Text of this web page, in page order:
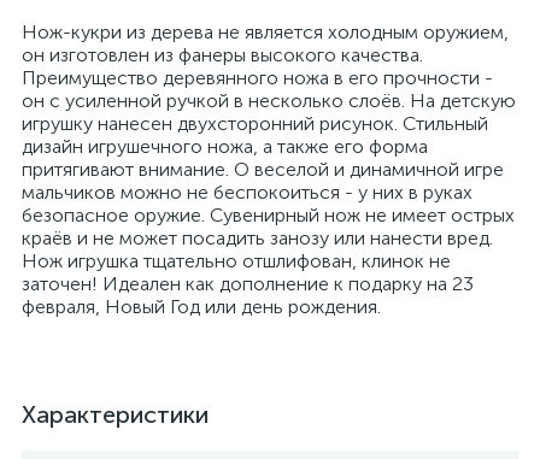
Нож-кукри из дерева не является холодным оружием,
он изготовлен из фанеры высокого качества.
Преимущество деревянного ножа в его прочности -
он с усиленной ручкой в несколько слоёв. На детскую
игрушку нанесен двухсторонний рисунок. Стильный
дизайн игрушечного ножа, а также его форма
притягивают внимание. О веселой и динамичной игре
мальчиков можно не беспокоиться - у них в руках
безопасное оружие. Сувенирный нож не имеет острых
краёв и не может посадить занозу или нанести вред.
Нож игрушка тщательно отшлифован, клинок не
заточен! Идеален как дополнение к подарку на 23
февраля, Новый Год или день рождения.
Характеристики